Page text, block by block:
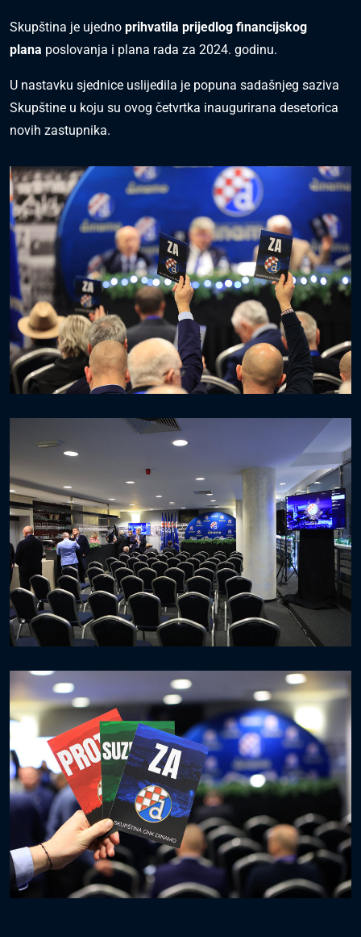
Skupština je ujedno prihvatila prijedlog financijskog
plana poslovanja i plana rada za 2024. godinu.
U nastavku sjednice uslijedila je popuna sadašnjeg saziva
Skupštine u koju su ovog četvrtka inaugurirana desetorica
novih zastupnika.